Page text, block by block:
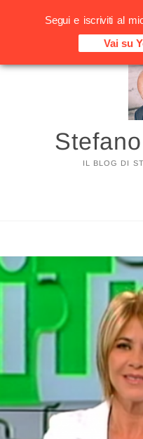
Vai
IL BLOG DI
Segui e iscriviti al
Vai su